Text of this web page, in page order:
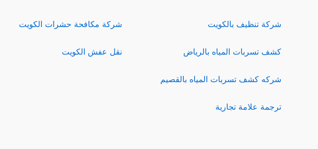
شركة تنظيف بالكويت
كشف تسربات المياه بالرياض
شركه كشف تسربات المياه بالقصيم
ترجمة علامة تجارية
شركة مكافحة حشرات الكويت
نقل عفش الكويت